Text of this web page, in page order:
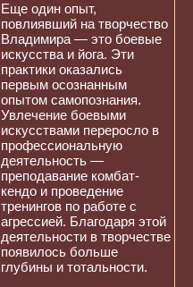
Еще один опыт,
повлиявший на творчество
Владимира — это боевые
искусства и йога. Эти
практики оказались
первым осознанным
опытом самопознания.
Увлечение боевыми
искусствами переросло в
профессиональную
деятельность —
преподавание комбат-
кендо и проведение
тренингов по работе с
агрессией. Благодаря этой
деятельности в творчестве
появилось больше
глубины и тотальности.